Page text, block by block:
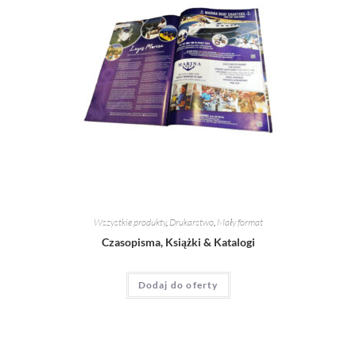
Wszystkie produkty, Drukarstwo, Mały format
Czasopisma, Książki & Katalogi
Dodaj do oferty